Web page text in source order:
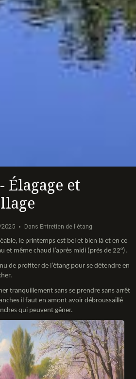
Élagage et
Dans Entretien de l'étang
le printemps est bel et bien là et en ce
et même chaud l’après midi (près de 22°).
de profiter de l’étang pour se détendre en
tranquillement sans se prendre sans arrêt
il faut en amont avoir débroussaillé
qui peuvent gêner.